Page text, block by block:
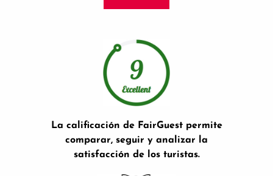
La calificación de FairGuest permite
comparar, seguir y analizar la
satisfacción de los turistas.